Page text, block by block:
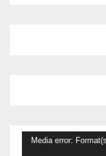
Pemutar
Media error: